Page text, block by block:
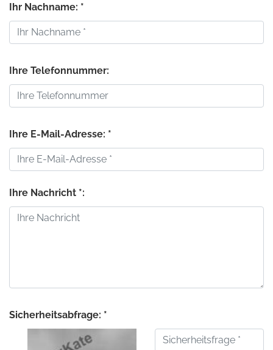
Ihr Nachname: *
Ihre Telefonnummer:
Ihre E-Mail-Adresse: *
Ihre Nachricht *:
Sicherheitsabfrage: *